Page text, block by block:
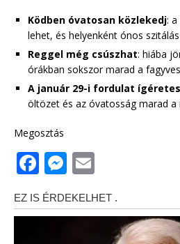
Ködben óvatosan közlekedj:
lehet, és helyenként ónos
Reggel még csúszhat: hiába
órákban sokszor marad a
A január 29-i fordulat ígéretes
öltözet és az óvatosság marad a
Megosztás
F
a
c
M
ssai